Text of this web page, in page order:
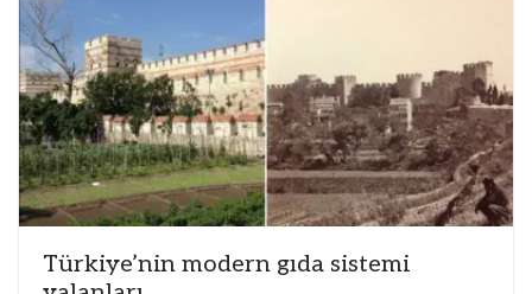
Türkiye’nin modern gıda sistemi